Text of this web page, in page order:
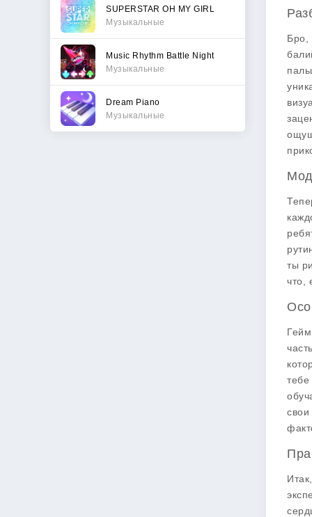
SUPERSTAR OH MY GIRL
Музыкальные
Music Rhythm Battle Night
Музыкальные
Dream Piano
Музыкальные
Бро,
ты
что,
свои